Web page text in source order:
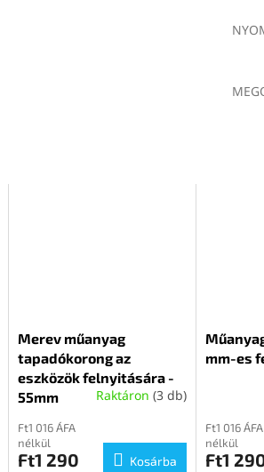
Merev műanyag
tapadókorong az
eszközök felnyitására -
55mm
Raktáron (3 db)
Ft1 016 ÁFA
nélkül
Ft1 290 Kosárba
mm-es
Ft1 016 ÁFA
nélkül
Ft1